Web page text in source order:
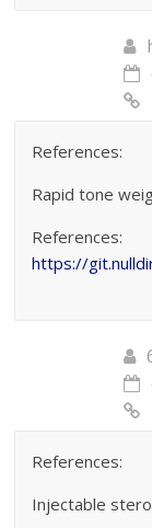
References:
Rapid tone
References:
https://
References:
Injectable